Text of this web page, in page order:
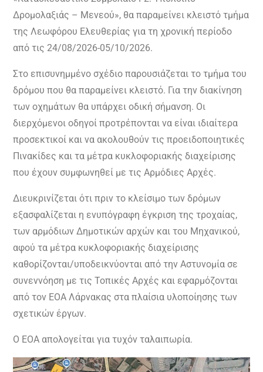
Δρομολαξιάς – Μενεού», θα παραμείνει κλειστό τμήμα
της Λεωφόρου Ελευθερίας για τη χρονική περίοδο
από τις 24/08/2026-05/10/2026.
Στο επισυνημμένο σχέδιο παρουσιάζεται το τμήμα του
δρόμου που θα παραμείνει κλειστό. Για την διακίνηση
των οχημάτων θα υπάρχει οδική σήμανση. Οι
διερχόμενοι οδηγοί προτρέπονται να είναι ιδιαίτερα
προσεκτικοί και να ακολουθούν τις προειδοποιητικές
Πινακίδες και τα μέτρα κυκλοφοριακής διαχείρισης
που έχουν συμφωνηθεί με τις Αρμόδιες Αρχές.
Διευκρινίζεται ότι πριν το κλείσιμο των δρόμων
εξασφαλίζεται η ενυπόγραφη έγκριση της τροχαίας,
των αρμόδιων Δημοτικών αρχών και του Μηχανικού,
αφού τα μέτρα κυκλοφοριακής διαχείρισης
καθορίζονται/υποδεικνύονται από την Αστυνομία σε
συνεννόηση με τις Τοπικές Αρχές και εφαρμόζονται
από τον ΕΟΑ Λάρνακας στα πλαίσια υλοποίησης των
σχετικών έργων.
Ο ΕΟΑ απολογείται για τυχόν ταλαιπωρία.